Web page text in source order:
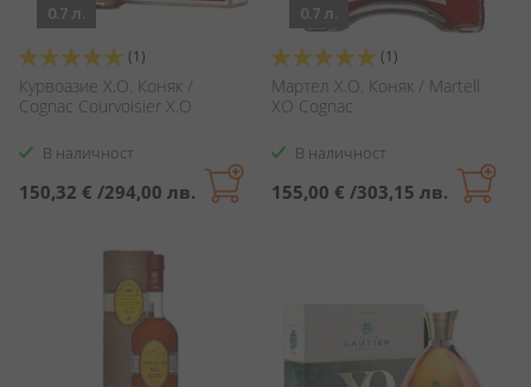
0.7 л.
Оценка:
100%
(1)
Курвоазие X.O. Коняк /
Cognac Courvoisier X.O
В наличност
150,32 € /294,00 лв.
0.7 л.
Оценка:
100%
(1)
Мартел X.O. Коняк / Martell
XO Cognac
В наличност
155,00 € /303,15 лв.